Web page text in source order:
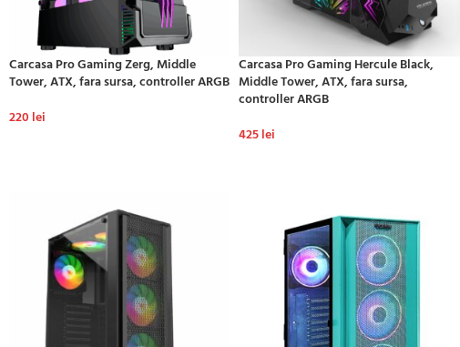
Carcasa Pro Gaming Zerg, Middle
Tower, ATX, fara sursa, controller ARGB
220 lei
Carcasa Pro Gaming Hercule Black,
Middle Tower, ATX, fara sursa,
controller ARGB
425lei